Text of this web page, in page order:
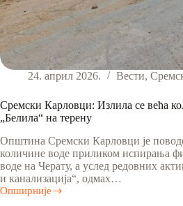
24. април 2026. Вести,
Сремски Карловци: Излила се већа
„Белила“ на терену
Општина Сремски Карловци је
количине воде приликом испирања
воде на Черату, а услед редовних
и канализација“, одмах…
Опширније
Сремски